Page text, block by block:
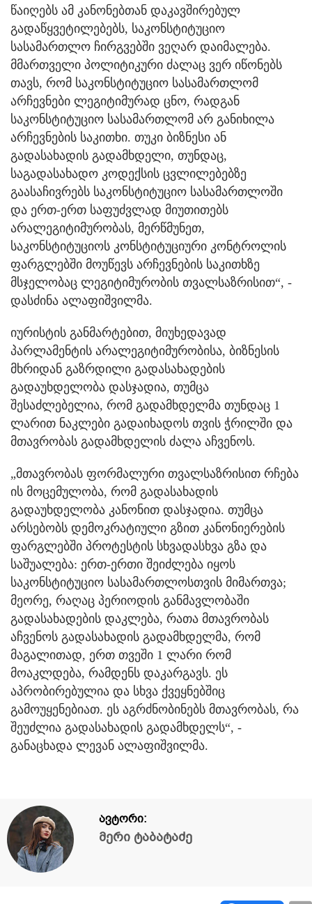
წაიღებს ამ კანონებთან დაკავშირებულ
გადაწყვეტილებებს, საკონსტიტუციო
სასამართლო ჩირგვებში ვეღარ დაიმალება.
მმართველი პოლიტიკური ძალაც ვერ იწონებს
თავს, რომ საკონსტიტუციო სასამართლომ
არჩევნები ლეგიტიმურად ცნო, რადგან
საკონსტიტუციო სასამართლომ არ განიხილა
არჩევნების საკითხი. თუკი ბიზნესი ან
გადასახადის გადამხდელი, თუნდაც,
საგადასახადო კოდექსის ცვლილებებზე
გაასაჩივრებს საკონსტიტუციო სასამართლოში
და ერთ-ერთ საფუძვლად მიუთითებს
არალეგიტიმურობას, მერწმუნეთ,
საკონსტიტუციოს კონსტიტუციური კონტროლის
ფარგლებში მოუწევს არჩევნების საკითხზე
მსჯელობაც ლეგიტიმურობის თვალსაზრისით“, -
დასძინა ალაფიშვილმა.
იურისტის განმარტებით, მიუხედავად
პარლამენტის არალეგიტიმურობისა, ბიზნესის
მხრიდან გაზრდილი გადასახადების
გადაუხდელობა დასჯადია, თუმცა
შესაძლებელია, რომ გადამხდელმა თუნდაც 1
ლარით ნაკლები გადაიხადოს თვის ჭრილში და
მთავრობას გადამხდელის ძალა აჩვენოს.
„მთავრობას ფორმალური თვალსაზრისით რჩება
ის მოცემულობა, რომ გადასახადის
გადაუხდელობა კანონით დასჯადია. თუმცა
არსებობს დემოკრატიული გზით კანონიერების
ფარგლებში პროტესტის სხვადასხვა გზა და
საშუალება: ერთ-ერთი შეიძლება იყოს
საკონსტიტუციო სასამართლოსთვის მიმართვა;
მეორე, რაღაც პერიოდის განმავლობაში
გადასახადების დაკლება, რათა მთავრობას
აჩვენოს გადასახადის გადამხდელმა, რომ
მაგალითად, ერთ თვეში 1 ლარი რომ
მოაკლდება, რამდენს დაკარგავს. ეს
აპრობირებულია და სხვა ქვეყნებშიც
გამოუყენებიათ. ეს აგრძნობინებს მთავრობას, რა
შეუძლია გადასახადის გადამხდელს“, -
განაცხადა ლევან ალაფიშვილმა.
ავტორი:
მერი ტაბატაძე